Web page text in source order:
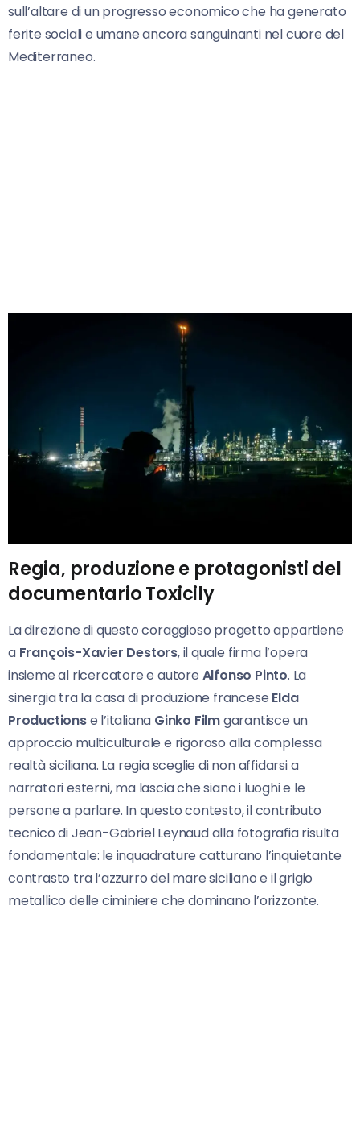
sull’altare di un progresso economico che ha generato
ferite sociali e umane ancora sanguinanti nel cuore del
Mediterraneo.
Regia, produzione e protagonisti del
documentario Toxicily
La direzione di questo coraggioso progetto appartiene
a François-Xavier Destors, il quale firma l’opera
insieme al ricercatore e autore Alfonso Pinto. La
sinergia tra la casa di produzione francese Elda
Productionse l’italiana Ginko Filmgarantisce un
approccio multiculturale e rigoroso alla complessa
realtà siciliana. La regia sceglie di non affidarsi a
narratori esterni, ma lascia che siano i luoghi e le
persone a parlare. In questo contesto, il contributo
tecnico di Jean-Gabriel Leynaud alla fotografia risulta
fondamentale: le inquadrature catturano l’inquietante
contrasto tra l’azzurro del mare siciliano e il grigio
metallico delle ciminiere che dominano l’orizzonte.